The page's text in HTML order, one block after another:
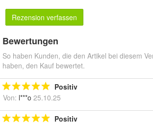
Rezension verfassen
Bewertungen
So haben Kunden, die den Artikel bei diesem
haben, den Kauf bewertet.
Positiv
Von: l***o 25.10.25
Positiv